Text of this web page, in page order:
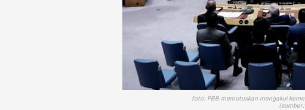
foto: PBB memutuskan mengakui